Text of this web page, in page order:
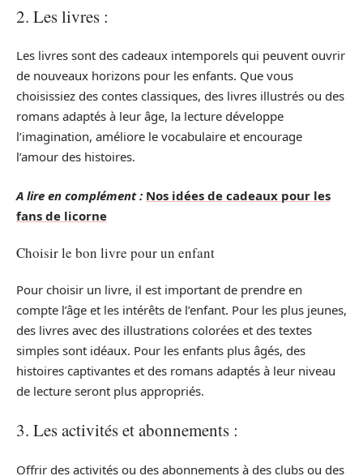
2. Les livres :
Les livres sont des cadeaux intemporels qui peuvent ouvrir
de nouveaux horizons pour les enfants. Que vous
choisissiez des contes classiques, des livres illustrés ou des
romans adaptés à leur âge, la lecture développe
l’imagination, améliore le vocabulaire et encourage
l’amour des histoires.
A lire en complément : Nos idées de cadeaux pour les
fans de licorne
Choisir le bon livre pour un enfant
Pour choisir un livre, il est important de prendre en
compte l’âge et les intérêts de l’enfant. Pour les plus jeunes,
des livres avec des illustrations colorées et des textes
simples sont idéaux. Pour les enfants plus âgés, des
histoires captivantes et des romans adaptés à leur niveau
de lecture seront plus appropriés.
3. Les activités et abonnements :
Offrir des activités ou des abonnements à des clubs ou des